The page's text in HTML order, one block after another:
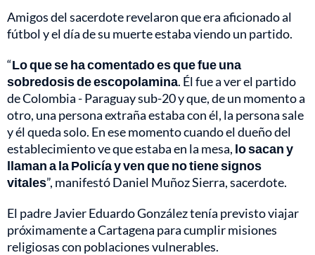
Amigos del sacerdote revelaron que era aficionado al
fútbol y el día de su muerte estaba viendo un partido.
“Lo que se ha comentado es que fue una
sobredosis de escopolamina. Él fue a ver el partido
de Colombia - Paraguay sub-20 y que, de un momento a
otro, una persona extraña estaba con él, la persona sale
y él queda solo. En ese momento cuando el dueño del
establecimiento ve que estaba en la mesa, lo sacan y
llaman a la Policía y ven que no tiene signos
vitales”, manifestó Daniel Muñoz Sierra, sacerdote.
El padre Javier Eduardo González tenía previsto viajar
próximamente a Cartagena para cumplir misiones
religiosas con poblaciones vulnerables.